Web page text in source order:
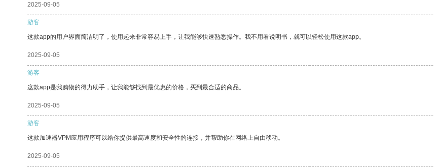
2025-09-05
游客
这款app的用户界面简洁明了，使用起来非常容易上手，让我能够快速熟悉操作。我不用看说明书，就可以轻松使用这款app。
2025-09-05
游客
这款app是我购物的得力助手，让我能够找到最优惠的价格，买到最合适的商品。
2025-09-05
游客
这款加速器VPM应用程序可以给你提供最高速度和安全性的连接，并帮助你在网络上自由移动。
2025-09-05